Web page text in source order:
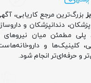
بزرگ‌ترین مرجع کاریابی،
دندانپزشکان و
پلی مطمئن میان
کلینیک‌ها و
و حرفه‌ای‌تر انجام شود.